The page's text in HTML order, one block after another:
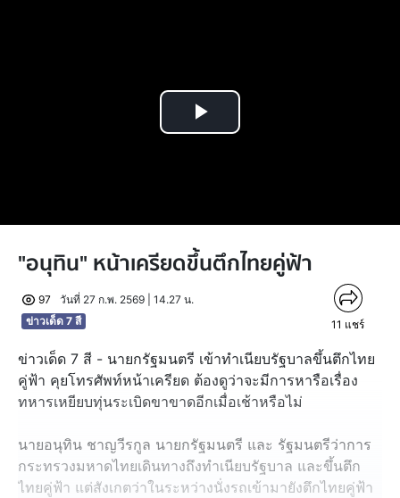
Play
"อนุทิน" หน้าเครียดขึ้นตึกไทยคู่ฟ้า
97
วันที่ 27 ก.พ. 2569 | 14.27 น.
ข่าวเด็ด 7 สี
11 แชร์
ข่าวเด็ด 7 สี - นายกรัฐมนตรี เข้าทำเนียบรัฐบาลขึ้นตึกไทย
คู่ฟ้า คุยโทรศัพท์หน้าเครียด ต้องดูว่าจะมีการหารือเรื่อง
ทหารเหยียบทุ่นระเบิดขาขาดอีกเมื่อเช้าหรือไม่
นายอนุทิน ชาญวีรกูล นายกรัฐมนตรี และ รัฐมนตรีว่าการ
กระทรวงมหาดไทยเดินทางถึงทำเนียบรัฐบาล และขึ้นตึก
ไทยคู่ฟ้า แต่สังเกตว่าในระหว่างนั่งรถเข้ามายังตึกไทยคู่ฟ้า